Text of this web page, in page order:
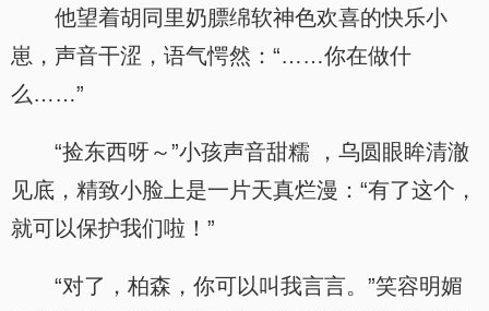
他望着胡同里奶膘绵软神色欢喜的快乐小
崽，声音干涩，语气愕然：“……你在做什
么……”
“捡东西呀～”小孩声音甜糯 ，乌圆眼眸清澈
见底，精致小脸上是一片天真烂漫：“有了这个，
就可以保护我们啦！”
“对了，柏森，你可以叫我言言。”笑容明媚